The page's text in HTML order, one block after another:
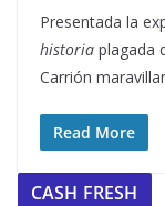
Presentada la
historia plagada
Carrión
Read More
CASH FRESH